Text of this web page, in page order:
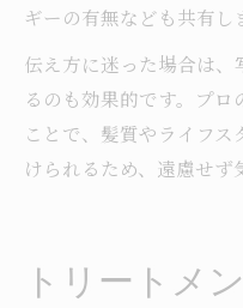
ギーの有無なども共有し
伝え方に迷った場合は
るのも効果的です。プ
ことで、髪質やライフ
けられるため、遠慮せず
トリートメ